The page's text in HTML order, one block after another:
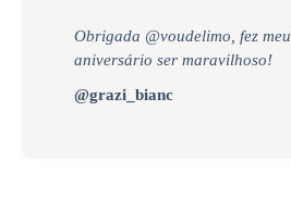
Obrigada @voudelimo, fez meu
aniversário ser maravilhoso!
@grazi_bianc